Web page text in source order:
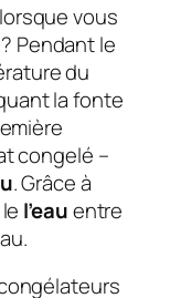
vous
Pendant le
du
la fonte
congelé –
. Grâce à
l’eauentre